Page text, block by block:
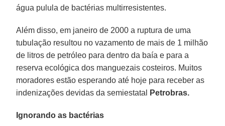
água pulula de bactérias multirresistentes.
Além disso, em janeiro de 2000 a ruptura de uma
tubulação resultou no vazamento de mais de 1 milhão
de litros de petróleo para dentro da baía e para a
reserva ecológica dos manguezais costeiros. Muitos
moradores estão esperando até hoje para receber as
indenizações devidas da semiestatal
Petrobras.
Ignorando as bactérias